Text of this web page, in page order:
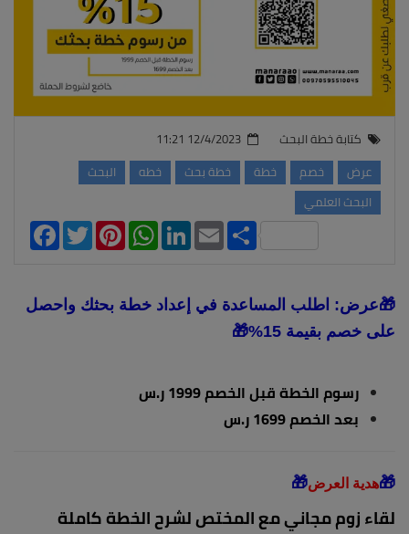
كتابة خطة البحث
12/4/2023 11:21
عرض
خصم خطة خطة بحث خطه
البحث
البحث العلمي
FacebookTwitterPinterestWhatsAppLinkedInEmail Share
🎁عرض: اطلب المساعدة في إعداد خطة بحثك واحصل
على خصم بقيمة 15%🎁
رسوم الخطة قبل الخصم 1999 ر.س
بعد الخصم 1699 ر.س
🎁هدية العرض🎁
لقاء زوم مجاني مع المختص لشرح الخطة كاملة